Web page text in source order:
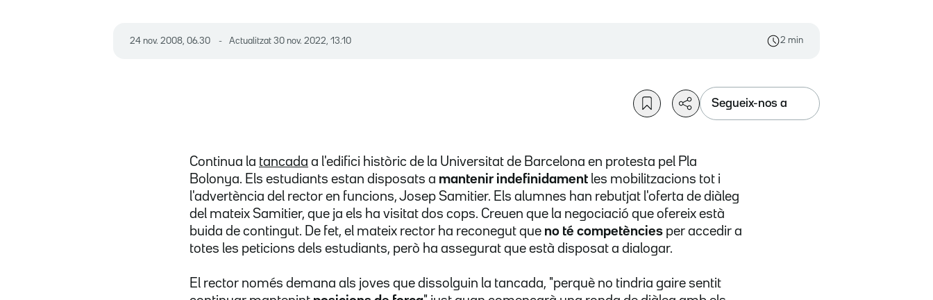
24 nov. 2008, 06.30 Actualitzat 30 nov. 2022, 13.10 2 min
Segueix-nos a
Continua la tancada a l'edifici històric de la Universitat de Barcelona en protesta pel Pla
Bolonya. Els estudiants estan disposats a mantenir indefinidament les mobilitzacions tot i
l'advertència del rector en funcions, Josep Samitier. Els alumnes han rebutjat l'oferta de diàleg
del mateix Samitier, que ja els ha visitat dos cops. Creuen que la negociació que ofereix està
buida de contingut. De fet, el mateix rector ha reconegut que no té competències per accedir a
totes les peticions dels estudiants, però ha assegurat que està disposat a dialogar.
El rector només demana als joves que dissolguin la tancada, "perquè no tindria gaire sentit